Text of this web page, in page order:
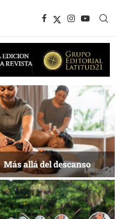
Energía que Impulsa la
competitividad